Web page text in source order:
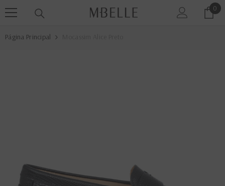
PULAR PARA O CONTEÚDO 0 0
Página Principal